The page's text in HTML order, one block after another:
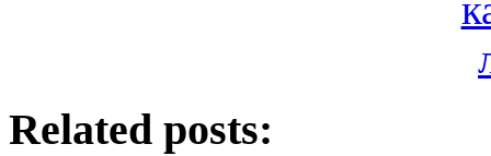
Related posts: